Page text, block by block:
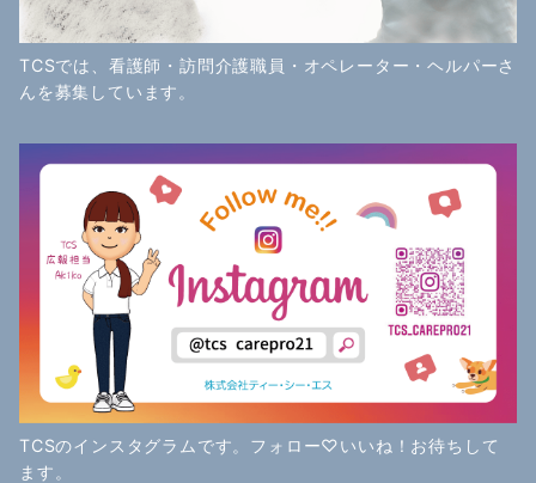
TCSでは、看護師・訪問介護職員・オペレーター・ヘルパーさ
んを募集しています。
TCSのインスタグラムです。フォロー♡いいね！お待ちして
ます。